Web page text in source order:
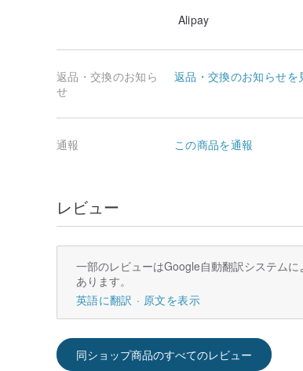
Alipay
返品・交換のお知ら
せ
返品・交換のお知らせを
通報 この商品を通報
レビュー
一部のレビューはGoogle自動翻訳システム
あります。
英語に翻訳
原文を表示
同ショップ商品のすべてのレビュー